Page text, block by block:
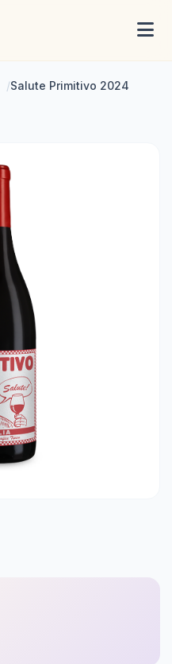
Salute Primitivo 2024